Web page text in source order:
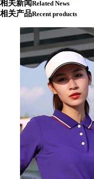
相关新闻Related News
相关产品Recent products